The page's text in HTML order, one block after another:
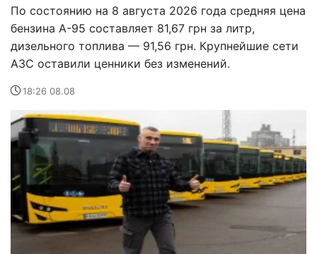
По состоянию на 8 августа 2026 года средняя цена
бензина А-95 составляет 81,67 грн за литр,
дизельного топлива — 91,56 грн. Крупнейшие сети
АЗС оставили ценники без изменений.
18:26 08.08